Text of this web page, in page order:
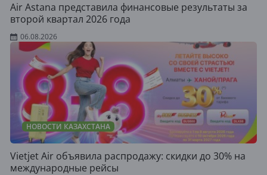
Air Astana представила финансовые результаты за
второй квартал 2026 года
06.08.2026
НОВОСТИ КАЗАХСТАНА
Vietjet Air объявила распродажу: скидки до 30% на
международные рейсы